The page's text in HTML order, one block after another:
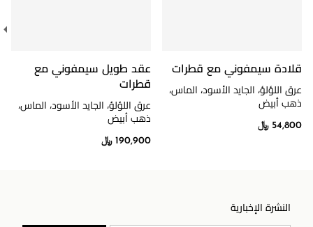
قلادة سيمفوني مع قطرات
عرق اللؤلؤ، الجايد الأسود، الماس،
ذهب أبيض
54,800 ﷼
عقد طويل سيمفوني مع
قطرات
عرق اللؤلؤ، الجايد الأسود، الماس،
ذهب أبيض
190,900 ﷼
النشرة الإخبارية